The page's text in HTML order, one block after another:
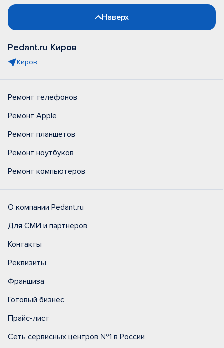
Наверх
Pedant.ru Киров
Киров
Ремонт телефонов
Ремонт Apple
Ремонт планшетов
Ремонт ноутбуков
Ремонт компьютеров
О компании Pedant.ru
Для СМИ и партнеров
Контакты
Реквизиты
Франшиза
Готовый бизнес
Прайс-лист
Сеть сервисных центров №1 в России